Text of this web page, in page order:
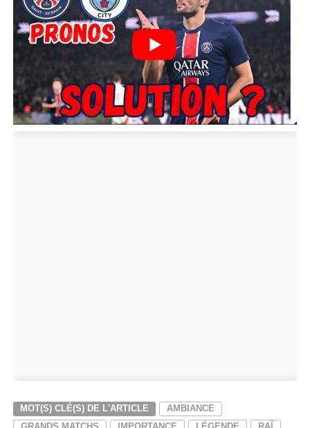
MOT(S) CLÉ(S) DE L'ARTICLE
AMBIANCE